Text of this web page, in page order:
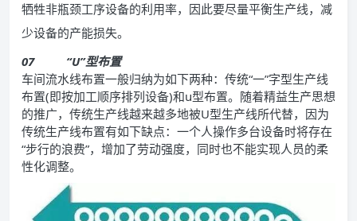
牺牲非瓶颈工序设备的利用率，因此要尽量平衡生产线，减
少设备的产能损失。
07 “U”型布置
车间流水线布置一般归纳为如下两种：传统“一”字型生产线
布置(即按加工顺序排列设备)和u型布置。随着精益生产思想
的推广，传统生产线越来越多地被U型生产线所代替，因为
传统生产线布置有如下缺点：一个人操作多台设备时将存在
“步行的浪费”，增加了劳动强度，同时也不能实现人员的柔
性化调整。